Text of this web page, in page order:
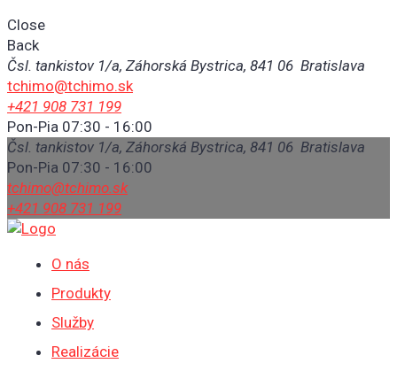
Close
Back
Čsl. tankistov 1/a, Záhorská Bystrica, 841 06 Bratislava
tchimo@tchimo.sk
+421 908 731 199
Pon-Pia 07:30 - 16:00
Čsl. tankistov 1/a, Záhorská Bystrica, 841 06 Bratislava
Pon-Pia 07:30 - 16:00
tchimo@tchimo.sk
+421 908 731 199
O nás
Produkty
Služby
Realizácie